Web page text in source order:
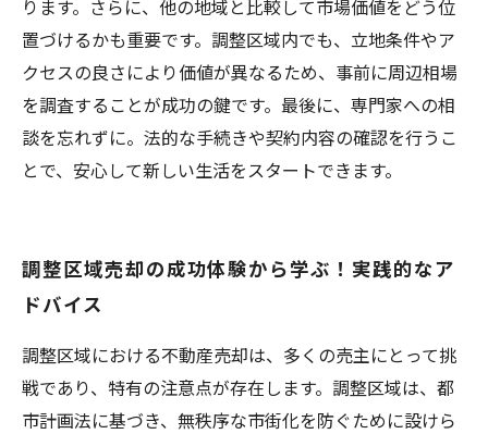
ります。さらに、他の地域と比較して市場価値をどう位
置づけるかも重要です。調整区域内でも、立地条件やア
クセスの良さにより価値が異なるため、事前に周辺相場
を調査することが成功の鍵です。最後に、専門家への相
談を忘れずに。法的な手続きや契約内容の確認を行うこ
とで、安心して新しい生活をスタートできます。
調整区域売却の成功体験から学ぶ！実践的なア
ドバイス
調整区域における不動産売却は、多くの売主にとって挑
戦であり、特有の注意点が存在します。調整区域は、都
市計画法に基づき、無秩序な市街化を防ぐために設けら